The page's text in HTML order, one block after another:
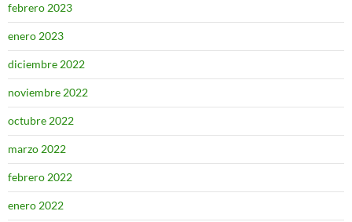
febrero 2023
enero 2023
diciembre 2022
noviembre 2022
octubre 2022
marzo 2022
febrero 2022
enero 2022